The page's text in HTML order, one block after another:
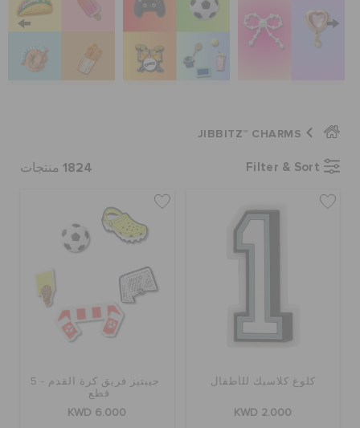
كروكس لمكان العمل
مميز
قائمة الامنيات
الطلبيات المرتجعة
JIBBITZ™ CHARMS
Filter & Sort
1824 منتجات
كلوغ كلاسيك للأطفال
KWD 2.000
جيبتيز فريق كرة القدم - 5
قطع
KWD 6.000